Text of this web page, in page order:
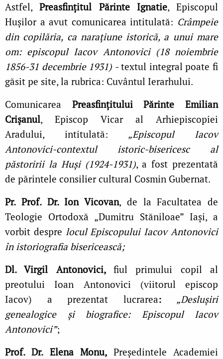
Astfel,Preasfințitul Părinte Ignatie, Episcopul
Hușilor a avut comunicarea intitulată: Crâmpeie
din copilăria, ca naraţiune istorică, a unui mare
om: episcopul Iacov Antonovici (18 noiembrie
1856-31 decembrie 1931) -textul integral poate fi
găsit pe site, la rubrica: Cuvântul Ierarhului.
Comunicarea Preasfințitului Părinte Emilian
Crișanul, Episcop Vicar al Arhiepiscopiei
Aradului, intitulată: „Episcopul Iacov
Antonovici-contextul istoric-bisericesc al
păstoririi la Huși (1924-1931), a fost prezentată
de părintele consilier cultural Cosmin Gubernat.
Pr. Prof. Dr. Ion Vicovan, de la Facultatea de
Teologie Ortodoxă „Dumitru Stăniloae” Iași, a
vorbit despre locul Episcopului Iacov Antonovici
în istoriografia bisericească;
Dl. Virgil Antonovici, fiul primului copil al
preotului Ioan Antonovici (viitorul episcop
Iacov) a prezentat lucrarea: „Deslușiri
genealogice și biografice: Episcopul Iacov
Antonovici”;
Prof. Dr. Elena Monu, Președintele Academiei